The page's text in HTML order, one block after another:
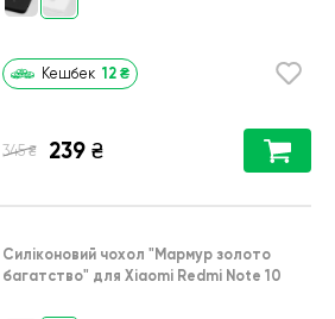
Кешбек 12 ₴
345 ₴ 239 ₴
Силіконовий чохол "Мармур золото
багатство" для Xiaomi Redmi Note 10